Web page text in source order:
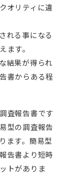
オリティに違
れる事になる
ます。
結果が得られ
書からある程
査報告書です
型の調査報告
ます。簡易型
告書より短時
トがありま